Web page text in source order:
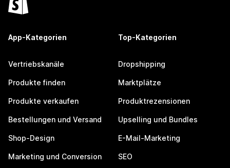
App-Kategorien
Vertriebskanäle
Produkte finden
Produkte verkaufen
Bestellungen und Versand
Shop-Design
Marketing und Conversion
Top-Kategorien
Dropshipping
Marktplätze
Produktrezensionen
Upselling und Bundles
E-Mail-Marketing
SEO